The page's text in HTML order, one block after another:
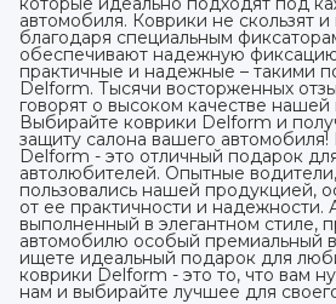
автомобиля. Коврики не скользят
благодаря специальным
обеспечивают надежную
практичные и надежные – такими
Delform. Тысячи восторженных
говорят о высоком качестве
Выбирайте коврики Delform и
защиту салона вашего автомобиля!
Delform - это отличный подарок
автолюбителей. Опытные
пользовались нашей продукцией,
от ее практичности и надежности.
выполненный в элегантном стиле,
автомобилю особый премиальный
ищете идеальный подарок для
коврики Delform - это то, что вам
нам и выбирайте лучшее для